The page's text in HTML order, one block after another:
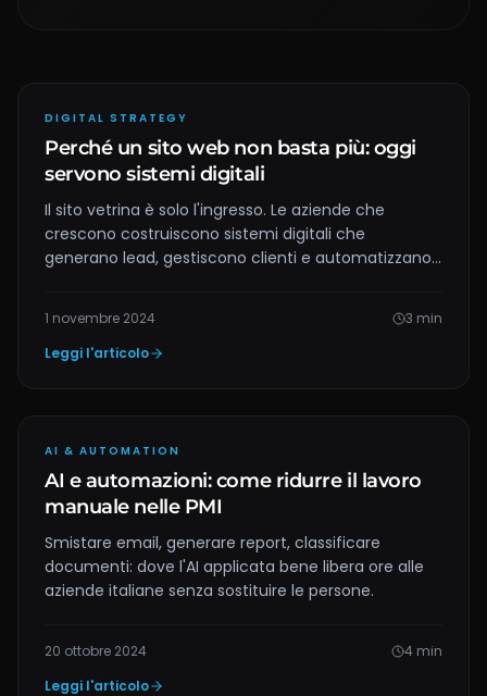
DIGITAL STRATEGY
Perché un sito web non basta più: oggi
servono sistemi digitali
Il sito vetrina è solo l'ingresso. Le aziende che
crescono costruiscono sistemi digitali che
generano lead, gestiscono clienti e automatizzano
1 novembre 2024 3 min
Leggi l'articolo
AI & AUTOMATION
AI e automazioni: come ridurre il lavoro
manuale nelle PMI
Smistare email, generare report, classificare
documenti: dove l'AI applicata bene libera ore alle
aziende italiane senza sostituire le persone.
20 ottobre 2024 4 min
Leggi l'articolo